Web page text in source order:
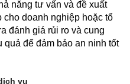
năng tư vấn và đề xuất
doanh nghiệp hoặc tổ
đánh giá rủi ro và cung
quả để đảm bảo an ninh tốt
vụ